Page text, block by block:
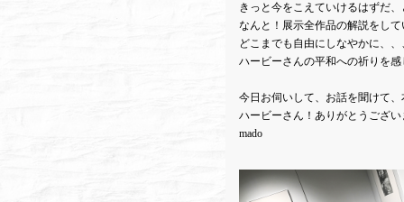
きっと今をこえていけるはずだ、
なんと！展示全作品の解説をし
どこまでも自由にしなやかに、
ハービーさんの平和への祈りを
今日お伺いして、お話を聞けて
ハービーさん！ありがとうござい
mado